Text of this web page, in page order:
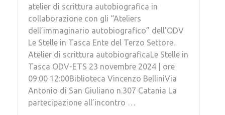
atelier di scrittura autobiografica in
collaborazione con gli “Ateliers
dell’immaginario autobiografico” dell’ODV
Le Stelle in Tasca Ente del Terzo Settore.
Atelier di scrittura autobiograficaLe Stelle in
Tasca ODV-ETS 23 novembre 2024 | ore
09:00 12:00Biblioteca Vincenzo BelliniVia
Antonio di San Giuliano n.307 Catania La
partecipazione all’incontro …